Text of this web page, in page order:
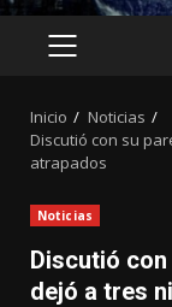
MENÚ
Inicio
Noticias
Discutió con su
atrapados
Noticias
Discutió
dejó a tres